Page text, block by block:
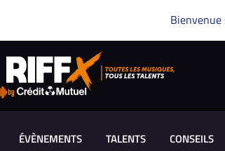
Bienvenue
ÉVÈNEMENTS TALENTS CONSEILS